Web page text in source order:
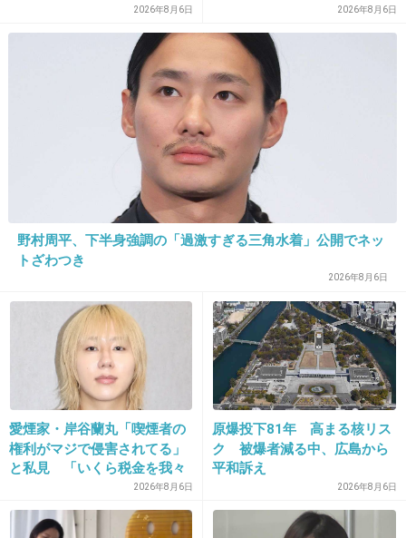
+68
しんごちゃんまつもとなかいの番組に出たよね
1件の返信
2025/11/30(日) 23:14:19
『新しい地図』て3人の新しいグループ名なの？それとも事
務所の名前？
1件の返信
-1
2026年8月6日 2026年8月6日
野村周平、下半身強調の「過激すぎる三角水着」公開でネッ
トざわつき
2026年8月6日
愛煙家・岸谷蘭丸「喫煙者の
権利がマジで侵害されてる」
と私見 「いくら税金を我々
2026年8月6日
原爆投下81年 高まる核リス
ク 被爆者減る中、広島から
平和訴え
2026年8月6日